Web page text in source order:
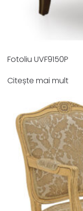
Fotoliu UVF9150P
Citește mai mult